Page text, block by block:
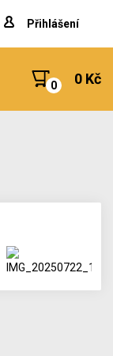
Přihlášení
0 Kč